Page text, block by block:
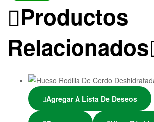
Productos
Relacionados
Agregar A Lista De Deseos